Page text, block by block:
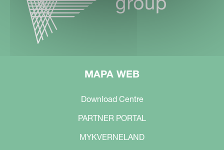
MAPA WEB
Download Centre
PARTNER PORTAL
MYKVERNELAND